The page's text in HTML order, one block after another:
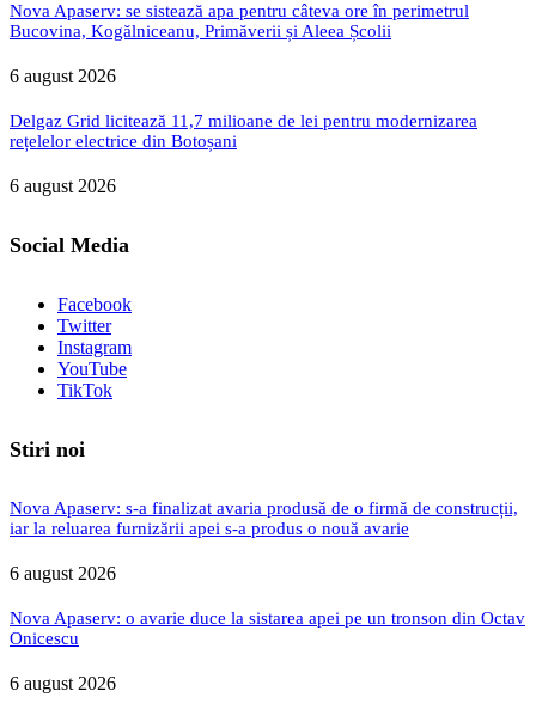
Nova Apaserv: se sistează apa pentru câteva ore în perimetrul
Bucovina, Kogălniceanu, Primăverii și Aleea Școlii
6 august 2026
Delgaz Grid licitează 11,7 milioane de lei pentru modernizarea
rețelelor electrice din Botoșani
6 august 2026
Social Media
Facebook
Twitter
Instagram
YouTube
TikTok
Stiri noi
Nova Apaserv: s-a finalizat avaria produsă de o firmă de construcții,
iar la reluarea furnizării apei s-a produs o nouă avarie
6 august 2026
Nova Apaserv: o avarie duce la sistarea apei pe un tronson din Octav
Onicescu
6 august 2026